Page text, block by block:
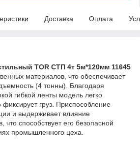
Доставка Оплата
TOR СТП 4т 5м*120мм 11645
материалов, что обеспечивает
(4 тонны). Благодаря
гибкой ленты модель легко
груз. Приспособление
и выдерживает влияние
что способствует его безопасной
промышленного цеха.